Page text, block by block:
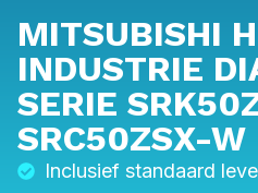
MITSUBISHI
INDUSTRIE
SERIE
SRC50ZSX-W
Inclusief standaard